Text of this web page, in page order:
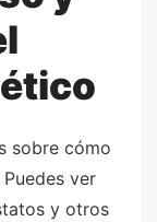
sobre cómo
ver
y otros